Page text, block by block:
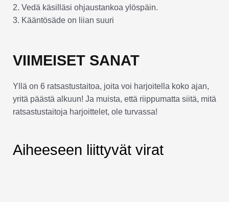
2. Vedä käsilläsi ohjaustankoa ylöspäin.
3. Kääntösäde on liian suuri
VIIMEISET SANAT
Yllä on 6 ratsastustaitoa, joita voi harjoitella koko ajan,
yritä päästä alkuun! Ja muista, että riippumatta siitä, mitä
ratsastustaitoja harjoittelet, ole turvassa!
Aiheeseen liittyvät virat